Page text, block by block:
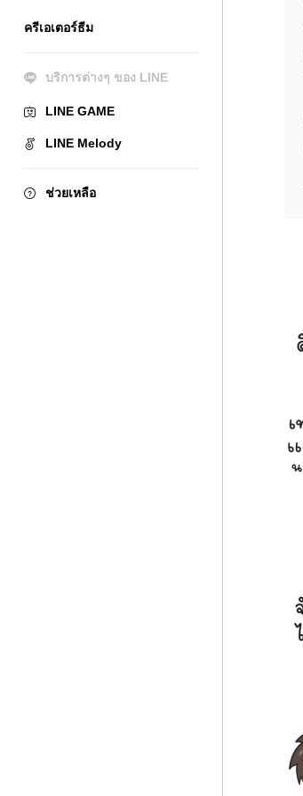
ครีเอเตอร์ธีม
บริการต่างๆ ของ LINE
LINE GAME
LINE Melody
ช่วยเหลือ